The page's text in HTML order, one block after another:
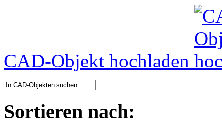
CAD-Objekt hochladen
Sortieren nach: